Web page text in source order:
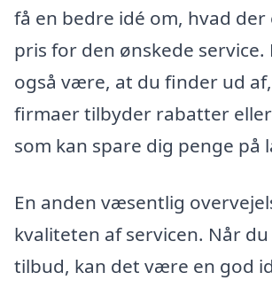
få en bedre idé om, hvad der
pris for den ønskede service.
også være, at du finder ud
firmaer tilbyder rabatter
som kan spare dig penge på
En anden væsentlig
kvaliteten af servicen. Når
tilbud, kan det være en god